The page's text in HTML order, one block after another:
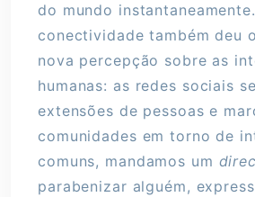
do mundo
conectividade também deu
nova percepção sobre as
humanas: as redes sociais
extensões de pessoas e
comunidades em torno de
comuns, mandamos um
parabenizar alguém,